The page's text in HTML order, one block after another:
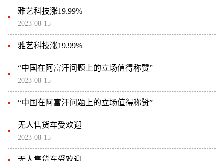
雅艺科技涨19.99%
2023-08-15
雅艺科技涨19.99%
“中国在阿富汗问题上的立场值得称赞”
2023-08-15
“中国在阿富汗问题上的立场值得称赞”
无人售货车受欢迎
2023-08-15